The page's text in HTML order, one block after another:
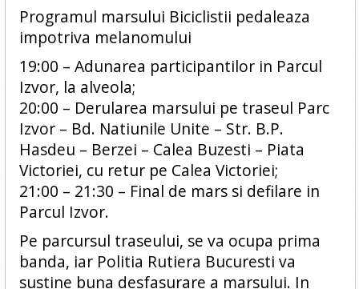
Programul marsului Biciclistii pedaleaza
impotriva melanomului
19:00 – Adunarea participantilor in Parcul
Izvor, la alveola;
20:00 – Derularea marsului pe traseul Parc
Izvor – Bd. Natiunile Unite – Str. B.P.
Hasdeu – Berzei – Calea Buzesti – Piata
Victoriei, cu retur pe Calea Victoriei;
21:00 – 21:30 – Final de mars si defilare in
Parcul Izvor.
Pe parcursul traseului, se va ocupa prima
banda, iar Politia Rutiera Bucuresti va
sustine buna desfasurare a marsului. In